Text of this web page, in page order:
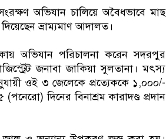
অভিযান চালিয়ে অবৈধভাবে মাছ
ভ্রাম্যমাণ আদালত।
অভিযান পরিচালনা করেন সদরপুর
জনাবা জাকিয়া সুলতানা। মৎস্য
ওই ৩ জেলেকে প্রত্যেককে ১,০০০/-
দিনের বিনাশ্রম কারাদণ্ড প্রদান